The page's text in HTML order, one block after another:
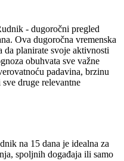
- dugoročni pregled
Ova dugoročna vremenska
da planirate svoje aktivnosti
obuhvata sve važne
padavina, brzinu
druge relevantne
na 15 dana je idealna za
spoljnih događaja ili samo